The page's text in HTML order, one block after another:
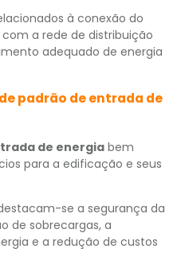
à conexão do
a rede de distribuição
adequado de energia
padrão de entrada de
de energiabem
para a edificação e seus
se a segurança da
de sobrecargas, a
e a redução de custos